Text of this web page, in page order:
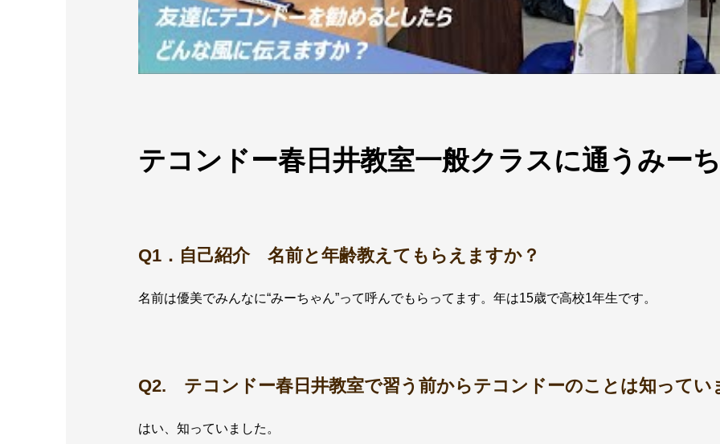
テコンドー春日井教室一般クラスに通うみーち
Q1．自己紹介 名前と年齢教えてもらえますか？
名前は優美でみんなに“みーちゃん”って呼んでもらってます。年は15歳で高校1年生です。
Q2. テコンドー春日井教室で習う前からテコンドーのことは知ってい
はい、知っていました。